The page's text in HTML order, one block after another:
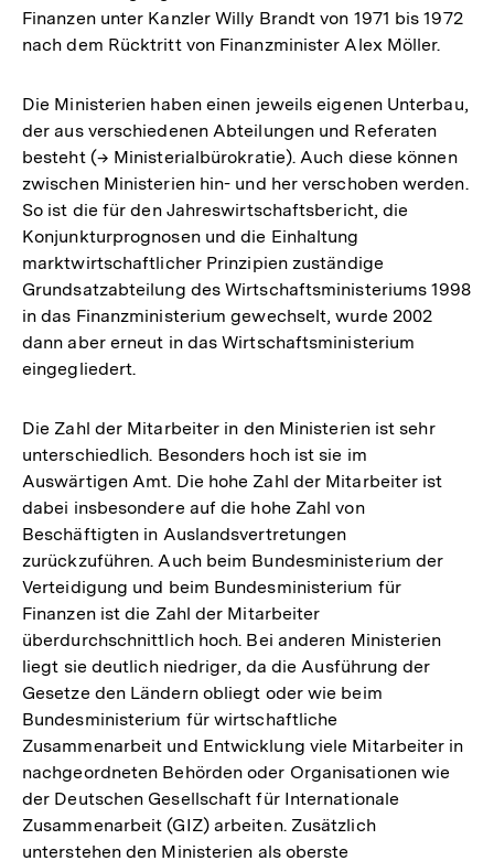
Finanzen unter Kanzler Willy Brandt von 1971 bis 1972
nach dem Rücktritt von Finanzminister Alex Möller.
Die Ministerien haben einen jeweils eigenen Unterbau,
der aus verschiedenen Abteilungen und Referaten
besteht (→ Ministerialbürokratie). Auch diese können
zwischen Ministerien hin- und her verschoben werden.
So ist die für den Jahreswirtschaftsbericht, die
Konjunkturprognosen und die Einhaltung
marktwirtschaftlicher Prinzipien zuständige
Grundsatzabteilung des Wirtschaftsministeriums 1998
in das Finanzministerium gewechselt, wurde 2002
dann aber erneut in das Wirtschaftsministerium
eingegliedert.
Die Zahl der Mitarbeiter in den Ministerien ist sehr
unterschiedlich. Besonders hoch ist sie im
Auswärtigen Amt. Die hohe Zahl der Mitarbeiter ist
dabei insbesondere auf die hohe Zahl von
Beschäftigten in Auslandsvertretungen
zurückzuführen. Auch beim Bundesministerium der
Verteidigung und beim Bundesministerium für
Finanzen ist die Zahl der Mitarbeiter
überdurchschnittlich hoch. Bei anderen Ministerien
liegt sie deutlich niedriger, da die Ausführung der
Gesetze den Ländern obliegt oder wie beim
Bundesministerium für wirtschaftliche
Zusammenarbeit und Entwicklung viele Mitarbeiter in
nachgeordneten Behörden oder Organisationen wie
der Deutschen Gesellschaft für Internationale
Zusammenarbeit (GIZ) arbeiten. Zusätzlich
unterstehen den Ministerien als oberste